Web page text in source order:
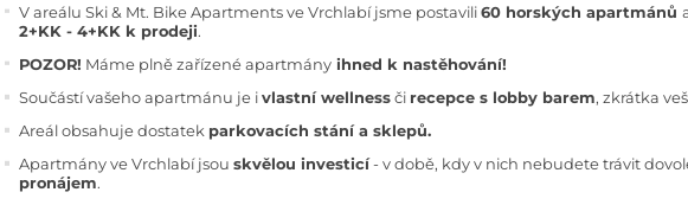
V areálu Ski & Mt. Bike Apartments ve Vrchlabí jsme postavili60 horských apartmánů
2+KK - 4+KK k prodeji.
POZOR! Máme plně zařízené apartmány ihned k nastěhování!
Součástí vašeho apartmánu je ivlastní wellnessči recepce s lobby barem, zkrátka
Areál obsahuje dostatek parkovacích stání a sklepů.
Apartmány ve Vrchlabí jsouskvělou investicí- v době, kdy v nich nebudete trávit
pronájem.